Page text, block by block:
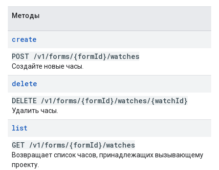
Методы
create
POST /v1 /forms/{formId}/watches
Создайте новые часы.
delete
DELETE /v1 /forms/{formId}/watches/{watchId}
Удалить часы.
list
GET /v1 /forms/{formId}/watches
Возвращает список часов, принадлежащих вызывающему
проекту.